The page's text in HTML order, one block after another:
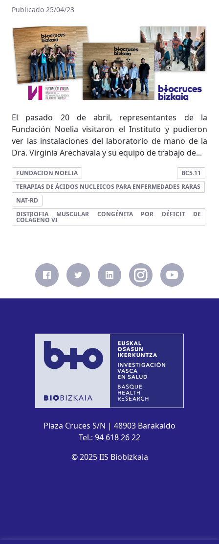
Publicado 25/04/23
El pasado 20 de abril, representantes de la
Fundación Noelia visitaron el Instituto y pudieron
ver las instalaciones del laboratorio de mano de la
Dra. Virginia Arechavala y su equipo de trabajo de...
FUNDACION NOELIA
BC5.11
TERAPIAS DE ÁCIDOS NUCLEICOS PARA ENFERMEDADES RARAS
NAT-RD
DISTROFIA MUSCULAR CONGÉNITA POR DÉFICIT DE
COLÁGENO VI
Plaza Cruces S/N | 48903 Barakaldo
Tel.: 94 618 26 22
© 2025 IIS Biobizkaia